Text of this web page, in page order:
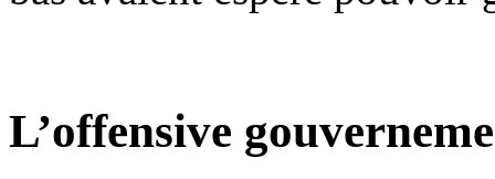
L’offensive